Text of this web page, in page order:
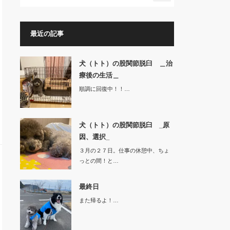
最近の記事
犬（トト）の股関節脱臼 ＿治
療後の生活＿
順調に回復中！！…
犬（トト）の股関節脱臼 _原
因、選択_
３月の２７日。仕事の休憩中、ちょ
っとの間！と…
最終日
また帰るよ！…